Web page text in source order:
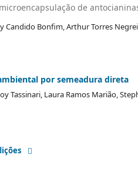
de
Candido Bonfim, Arthur Torres
por semeadura direta
Tassinari, Laura Ramos Marião,